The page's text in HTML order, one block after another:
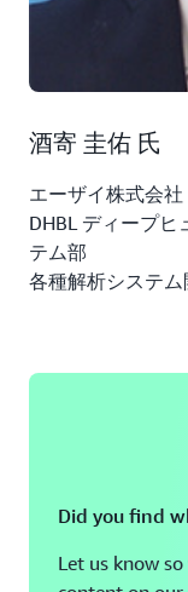
酒寄 圭佑 氏
エーザイ株式会社
DHBL ディープ
テム部
各種解析システ
Did you find
Let us know